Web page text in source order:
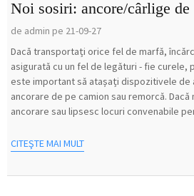
Noi sosiri: ancore/cârlige de
de admin pe 21-09-27
Dacă transportați orice fel de marfă,
asigurată cu un fel de legături - fie curele,
este important să atașați dispozitivele de
ancorare de pe camion sau remorcă.
ancorare sau lipsesc locuri convenabile
CITEŞTE MAI MULT